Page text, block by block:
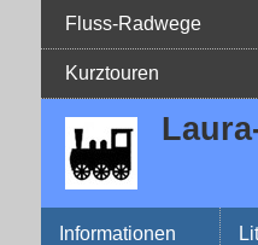
Fluss-Radwege
Kurztouren
Informationen